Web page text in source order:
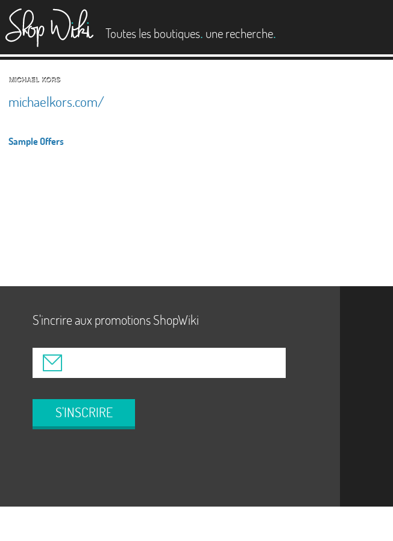
Toutes les boutiques. une recherche.
michaelkors.com/
Sample Offers
S'incrire aux promotions ShopWiki
S'INSCRIRE